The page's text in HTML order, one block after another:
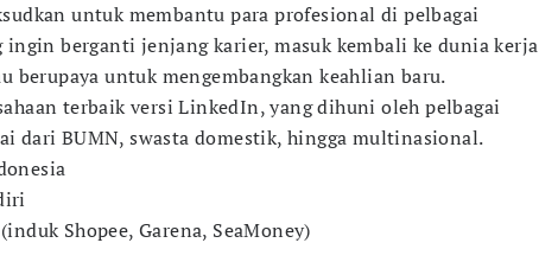
untuk membantu para profesional di pelbagai
ingin berganti jenjang karier, masuk kembali ke dunia kerja
berupaya untuk mengembangkan keahlian baru.
terbaik versi LinkedIn, yang dihuni oleh pelbagai
dari BUMN, swasta domestik, hingga multinasional.
Shopee, Garena, SeaMoney)